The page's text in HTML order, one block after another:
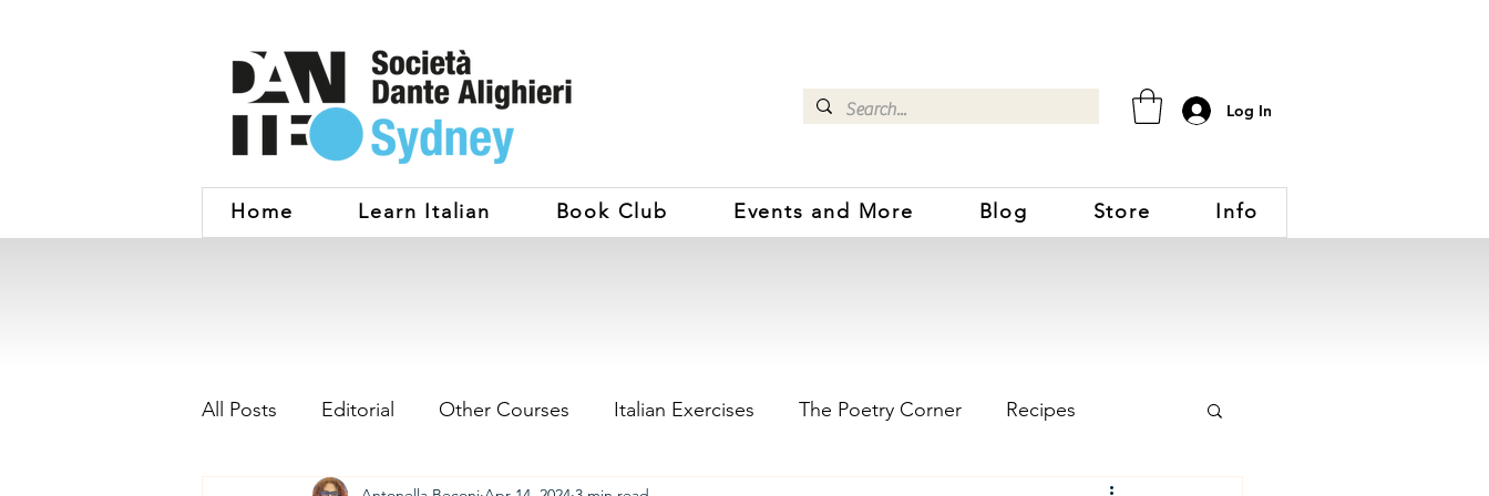
Log In
Home Learn Italian Book Club Events and More Blog Store Info
All Posts Editorial Other Courses Italian Exercises The Poetry Corner Recipes